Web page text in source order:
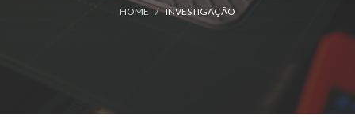
HOME INVESTIGAÇÃO